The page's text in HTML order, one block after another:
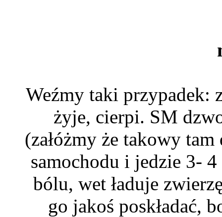
Weźmy taki przypadek:
żyje, cierpi. SM
(załóżmy że takowy
samochodu i jedzie 3-
bólu, wet ładuje
go jakoś poskładać,